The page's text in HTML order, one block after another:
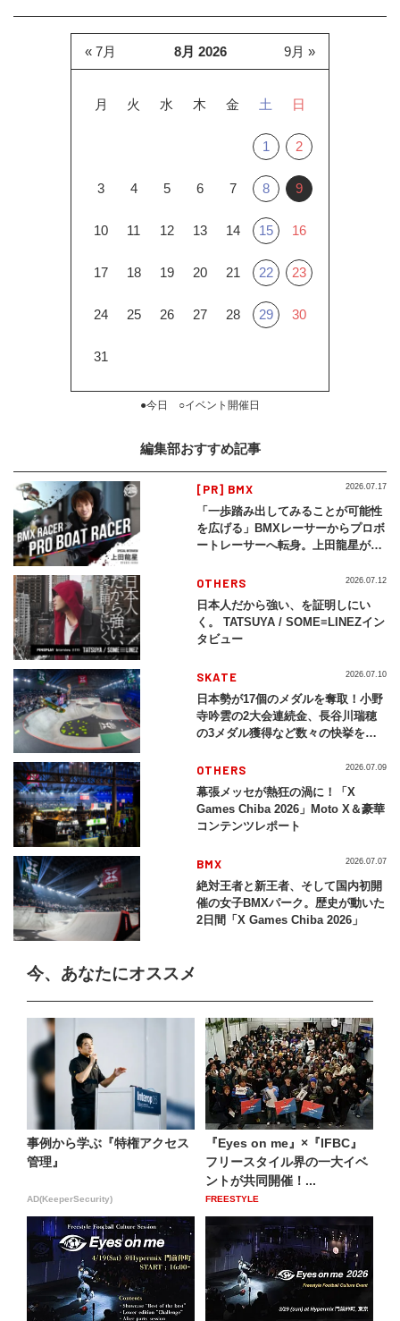
8月 2026
月 火 水 木 金 土 日
1 2
3 4 5 6 7 8 9
10 11 12 13 14 15 16
17 18 19 20 21 22 23
24 25 26 27 28 29 30
31
« 7月 9月 »
●今日 ○イベント開催日
編集部おすすめ記事
[PR] BMX
「一歩踏み出してみることが可能性
を広げる」BMXレーサーからプロボ
ートレーサーへ転身。上田龍星が体
2026.07.17
OTHERS
日本人だから強い、を証明しにい
く。 TATSUYA / SOME≡LINEZイン
タビュー
2026.07.12
SKATE
日本勢が17個のメダルを奪取！小野
寺吟雲の2大会連続金、長谷川瑞穂
の3メダル獲得など数々の快挙をプ
2026」
2026.07.10
OTHERS
幕張メッセが熱狂の渦に！「X
Games Chiba 2026」Moto X＆豪華
コンテンツレポート
2026.07.09
BMX
絶対王者と新王者、そして国内初開
催の女子BMXパーク。歴史が動いた
2日間「X Games Chiba 2026」
2026.07.07
今、あなたにオススメ
事例から学ぶ『特権アクセス
管理』
AD(KeeperSecurity)
『Eyes on me』×『IFBC』
フリースタイル界の一大イベ
ントが共同開催！...
FREESTYLE